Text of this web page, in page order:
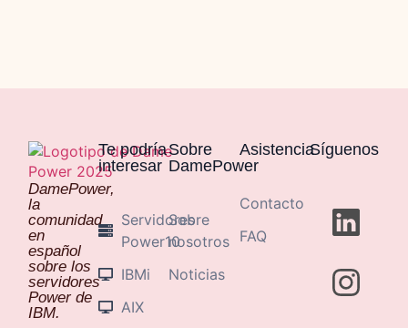
DamePower,
la
comunidad
en
español
sobre los
servidores
Power de
IBM.
Te podría
interesar
Servidores
Power10
IBMi
AIX
Sobre
DamePower
Sobre
nosotros
Noticias
Asistencia
Contacto
FAQ
Síguenos